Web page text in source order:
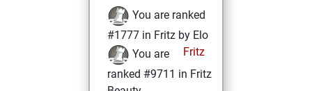
You are ranked
#1777 in Fritz by Elo
Fritz
You are
ranked #9711 in Fritz